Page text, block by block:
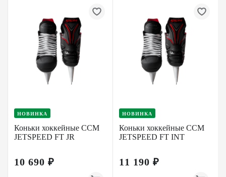
НОВИНКА
Коньки хоккейные CCM
JETSPEED FT JR
10 690 ₽
НОВИНКА
Коньки хоккейные CCM
JETSPEED FT INT
11 190 ₽